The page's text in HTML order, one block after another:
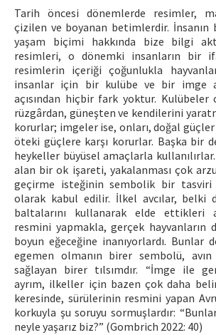
Tarih öncesi dönemlerde resimler,
çizilen ve boyanan betimlerdir. İnsanın
yaşam biçimi hakkında bize bilgi
resimleri, o dönemki insanların bir
resimlerin içeriği çoğunlukla
insanlar için bir kulübe ve bir imge
açısından hiçbir fark yoktur. Kulübeler
rüzgârdan, güneşten ve kendilerini
korurlar; imgeler ise, onları, doğal
öteki güçlere karşı korurlar. Başka bir
heykeller büyüsel amaçlarla
alan bir ok işareti, yakalanması çok
geçirme isteğinin sembolik bir tasviri
olarak kabul edilir. İlkel avcılar, belki
baltalarını kullanarak elde ettikleri
resmini yapmakla, gerçek hayvanların
boyun eğeceğine inanıyorlardı. Bunlar
egemen olmanın birer sembolü, avın
sağlayan birer tılsımdır. “İmge ile
ayrım, ilkeller için bazen çok daha
keresinde, sürülerinin resmini yapan
korkuyla şu soruyu sormuşlardır:
neyle yaşarız biz?” (Gombrich 2022: 40)